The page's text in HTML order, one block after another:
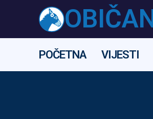
POČETNA VIJESTI